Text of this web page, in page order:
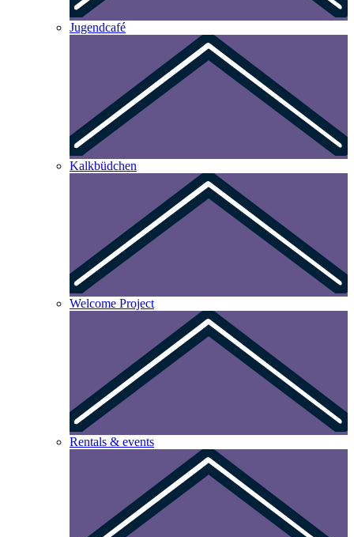
Jugendcafé
Kalkbüdchen
Welcome Project
Rentals & events